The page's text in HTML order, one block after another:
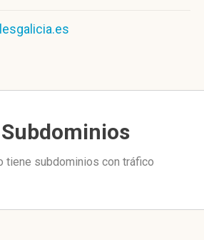
tiene subdominios con tráfico